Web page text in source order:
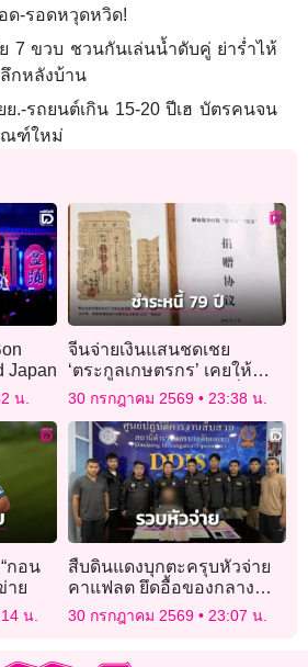
ด-รอดหวุดหวิด!
7 ขวบ ชวนกันเล่นน้ำดับคู่ ย่าร่ำไห้
กหลังบ้าน
ย.-รถยนต์เกิน 15-20 ปีเฮ บัตรคนจน
ณฑ์ใหม่
Japan
น.
จีนจ่ายเงินแสนชดเชย
‘ตระกูลเกษตรกร’ เคยให้
กองทัพ ‘ยืมข้าวสาร’ เมื่อ 79
30 กรกฎาคม 2569 23:38 น.
กอน
าย
น.
สืบดินแดงบุกตะครุบหัวจ่าย
คาแฟลต ยึดอื้อของกลาง
ยาบ้า-เงินสด
30 กรกฎาคม 2569 23:07 น.